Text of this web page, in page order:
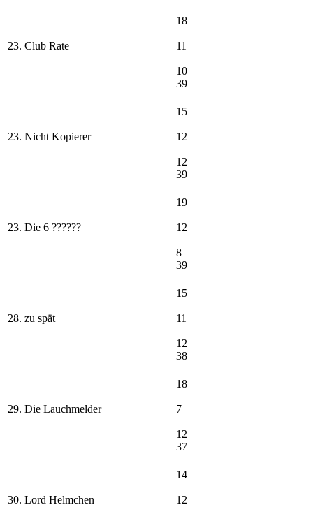
23. Club Rate
18
11
10
39
23. Nicht Kopierer
15
12
12
39
23. Die 6 ??????
19
12
8
39
28. zu spät
15
11
12
38
29. Die Lauchmelder
18
7
12
37
30. Lord Helmchen
14
12